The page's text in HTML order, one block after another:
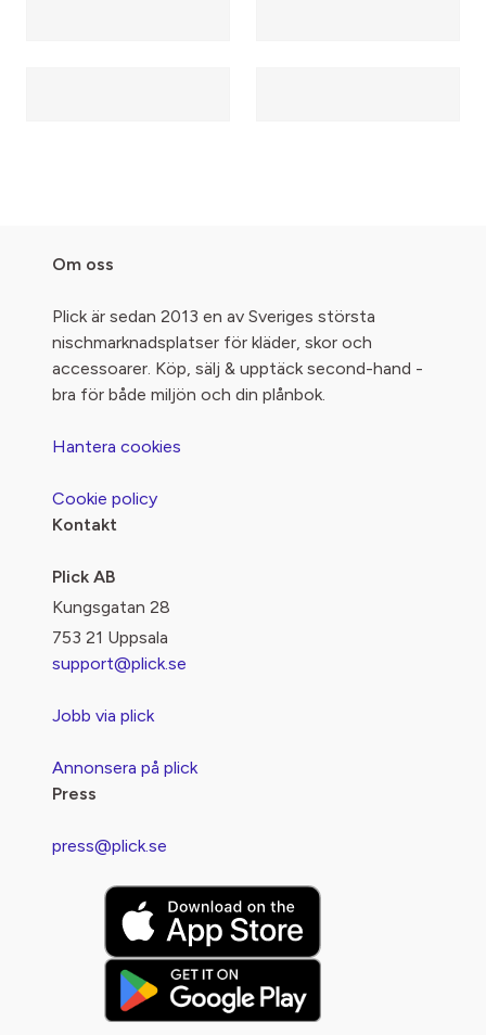
Om oss
Plick är sedan 2013 en av Sveriges största
nischmarknadsplatser för kläder, skor och
accessoarer. Köp, sälj & upptäck second-hand -
bra för både miljön och din plånbok.
Hantera cookies
Cookie policy
Kontakt
Plick AB
Kungsgatan 28
753 21 Uppsala
support@plick.se
Jobb via plick
Annonsera på plick
Press
press@plick.se